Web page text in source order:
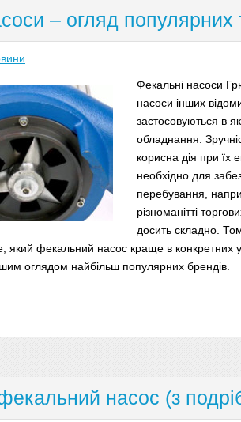
– огляд популярних
Фекальні насоси
насоси інших
застосовуються в
обладнання.
корисна дія при їх
необхідно для
перебування,
різноманітті
досить складно.
який фекальний насос краще в конкретних
оглядом найбільш популярних брендів.
насос (з